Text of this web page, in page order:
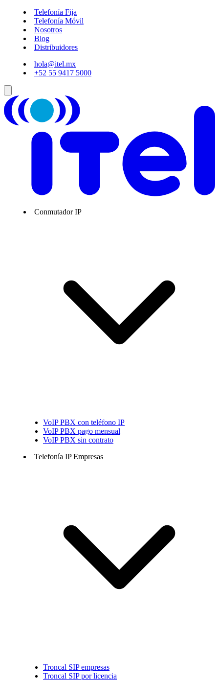
Telefonía Fija
Telefonía Móvil
Nosotros
Blog
Distribuidores
hola@itel.mx
+52 55 9417 5000
Conmutador IP
VoIP PBX con teléfono IP
VoIP PBX pago mensual
VoIP PBX sin contrato
Telefonía IP Empresas
Troncal SIP empresas
Troncal SIP por licencia